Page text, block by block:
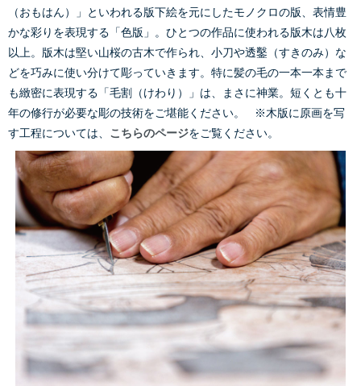
（おもはん）」といわれる版下絵を元にしたモノクロの版、表情豊
かな彩りを表現する「色版」。ひとつの作品に使われる版木は八枚
以上。版木は堅い山桜の古木で作られ、小刀や透鑿（すきのみ）な
どを巧みに使い分けて彫っていきます。特に髪の毛の一本一本まで
も緻密に表現する「毛割（けわり）」は、まさに神業。短くとも十
年の修行が必要な彫の技術をご堪能ください。 ※木版に原画を写
す工程については、 こちらのページをご覧ください。